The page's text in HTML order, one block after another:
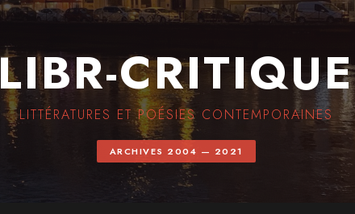
LIBR-CRITIQUE
LITTÉRATURES ET POÉSIES CONTEMPORAINES
ARCHIVES 2004 — 2021